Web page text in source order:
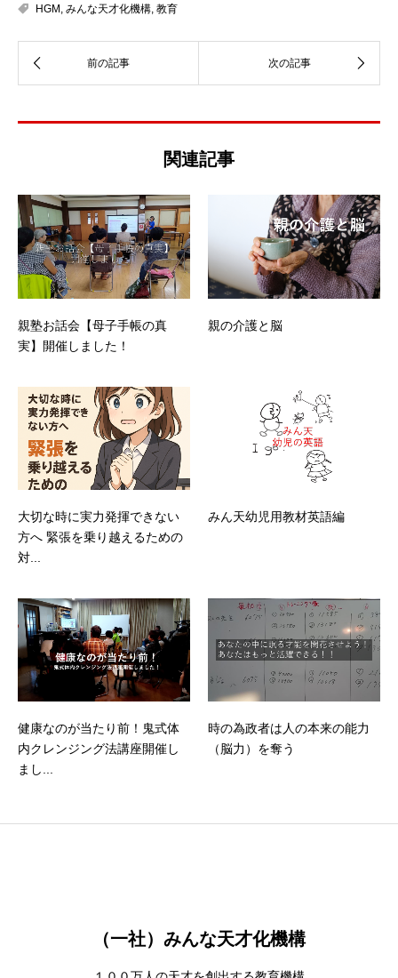
HGM , みんな天才化機構, 教育
関連記事
親塾お話会【母子手帳の真
実】開催しました！
親の介護と脳
大切な時に実力発揮できない
方へ 緊張を乗り越えるための
対...
みん天幼児用教材英語編
健康なのが当たり前！鬼式体
内クレンジング法講座開催し
まし...
時の為政者は人の本来の能力
（脳力）を奪う
（一社）みんな天才化機構